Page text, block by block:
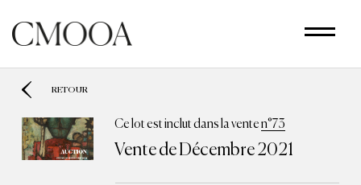
contenu
principal
RETOUR
Ce lot est inclut dans la venten°73
Vente de Décembre 2021